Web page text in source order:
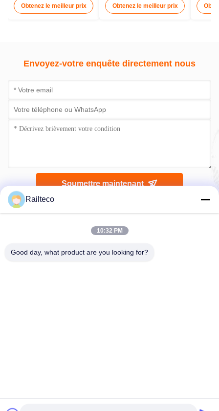
de largeur
Obtenez le meilleur prix
12 à 15 mètres
Obtenez le meilleur prix
Envoyez-votre enquête directement nous
Soumettre maintenant
Railteco
10:32 PM
Good day, what product are you looking for?